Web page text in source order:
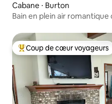
Cabane ⋅ Burton
Bain en plein air romantique
Coups de cœur voyageurs
Coup de cœur voyageurs